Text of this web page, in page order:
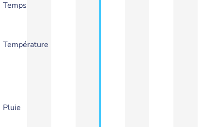
Temps
Température
Pluie